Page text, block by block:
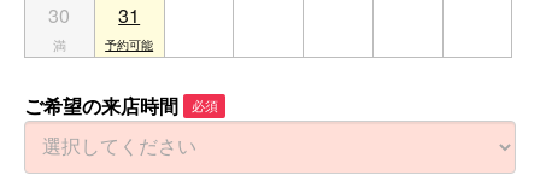
30 31
ご希望の来店時間 必須